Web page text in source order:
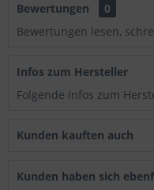
Bewertungen
0
Bewertungen lesen,
Infos zum Hersteller
Folgende Infos zum
Kunden kauften auch
Kunden haben sich